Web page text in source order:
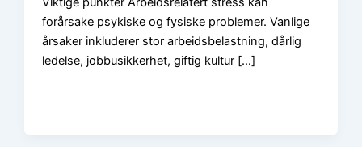
forårsake psykiske og fysiske problemer. Vanlige
årsaker inkluderer stor arbeidsbelastning, dårlig
ledelse, jobbusikkerhet, giftig kultur […]